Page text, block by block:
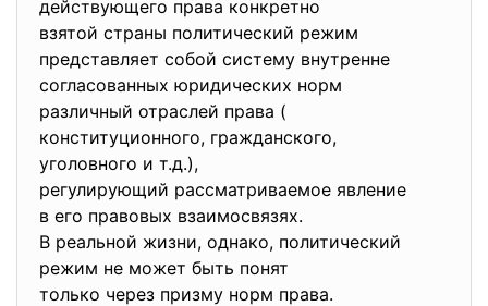
действующего права конкретно
взятой страны политический режим
представляет собой систему внутренне
согласованных юридических норм
различный отраслей права (
конституционного, гражданского,
уголовного и т.д.),
регулирующий рассматриваемое явление
в его правовых взаимосвязях.
В реальной жизни, однако, политический
режим не может быть понят
только через призму норм права.